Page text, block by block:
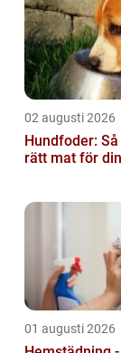
02 augusti 2026
Hundfoder:
rätt mat för
01 augusti 2026